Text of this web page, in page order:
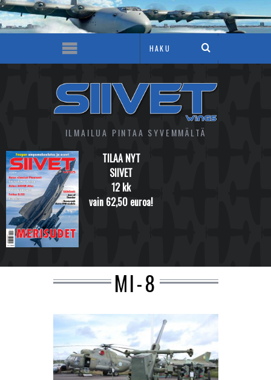
ILMAILUA PINTAA SYVEMMÄLTÄ
TILAA NYT
SIIVET
12 kk
vain 62,50 euroa!
MI-8